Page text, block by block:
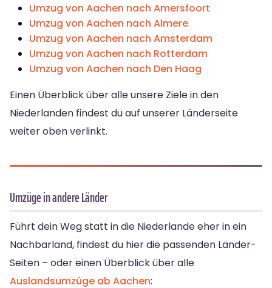
Umzug von Aachen nach Amersfoort
Umzug von Aachen nach Almere
Umzug von Aachen nach Amsterdam
Umzug von Aachen nach Rotterdam
Umzug von Aachen nach Den Haag
Einen Überblick über alle unsere Ziele in den
Niederlanden findest du auf unserer Länderseite
weiter oben verlinkt.
Umzüge in andere Länder
Führt dein Weg statt in die Niederlande eher in ein
Nachbarland, findest du hier die passenden Länder-
Seiten – oder einen Überblick über alle
Auslandsumzüge ab Aachen: